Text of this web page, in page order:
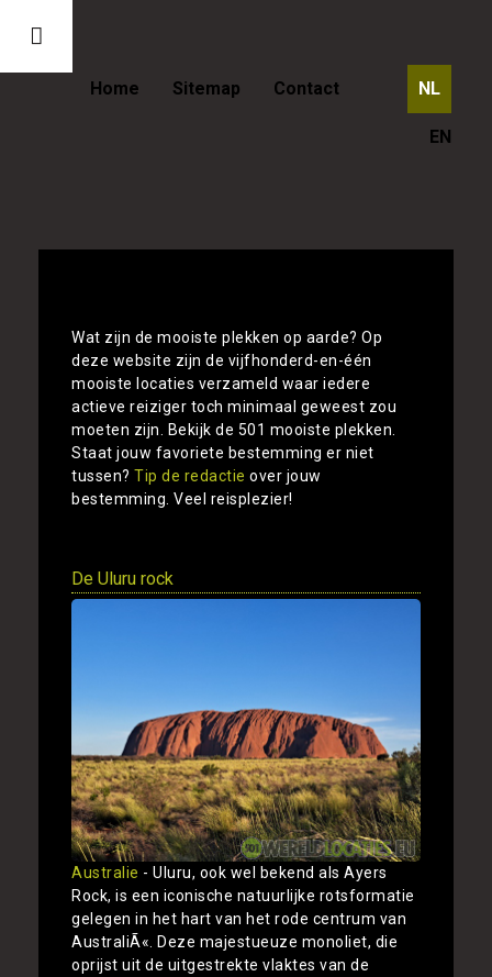
Home Sitemap Contact NL
EN
Wat zijn de mooiste plekken op aarde? Op
deze website zijn de vijfhonderd-en-één
mooiste locaties verzameld waar iedere
actieve reiziger toch minimaal geweest zou
moeten zijn. Bekijk de 501 mooiste plekken.
Staat jouw favoriete bestemming er niet
tussen? Tip de redactie over jouw
bestemming. Veel reisplezier!
De Uluru rock
Australie - Uluru, ook wel bekend als Ayers
Rock, is een iconische natuurlijke rotsformatie
gelegen in het hart van het rode centrum van
AustraliÃ«. Deze majestueuze monoliet, die
oprijst uit de uitgestrekte vlaktes van de